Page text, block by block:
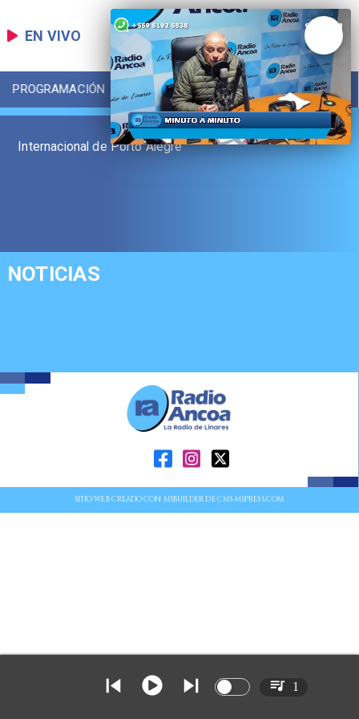
EN VIVO
PROGRAMACIÓN LOCAL DEPORTES
Internacional de Porto Alegre
NOTICIAS
SITIO WEB CREADO CON MSBUILDER DE CMS-MSPRESS.COM
1